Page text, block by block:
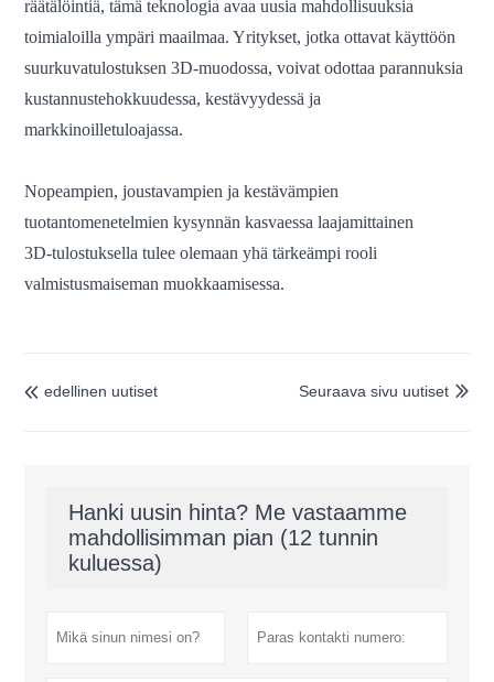
räätälöintiä, tämä teknologia avaa uusia mahdollisuuksia
toimialoilla ympäri maailmaa. Yritykset, jotka ottavat käyttöön
suurkuvatulostuksen 3D-muodossa, voivat odottaa parannuksia
kustannustehokkuudessa, kestävyydessä ja
markkinoilletuloajassa.
Nopeampien, joustavampien ja kestävämpien
tuotantomenetelmien kysynnän kasvaessa laajamittainen
3D-tulostuksella tulee olemaan yhä tärkeämpi rooli
valmistusmaiseman muokkaamisessa.
 edellinen uutiset 
Seuraava sivu uutiset
Hanki uusin hinta? Me vastaamme
mahdollisimman pian (12 tunnin
kuluessa)